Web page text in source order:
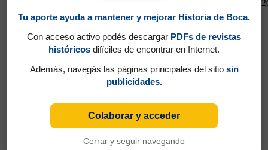
01/02/2006
Boca 3 - Lanús 0
Tu aporte ayuda a mantener y mejorar Historia de Boca.
Con acceso activo podés descargar PDFs de revistas
históricos difíciles de encontrar en Internet.
Además, navegás las páginas principales del sitio sin
publicidades.
Colaborar y acceder
Cerrar y seguir navegando